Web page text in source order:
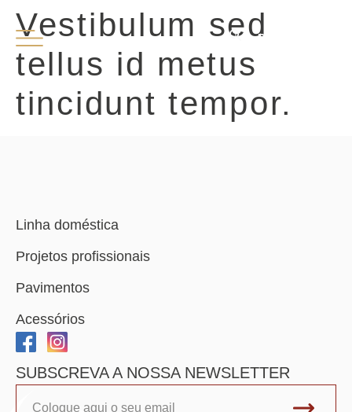
PT
Vestibulum sed
tellus id metus
tincidunt tempor.
Linha doméstica
Projetos profissionais
Pavimentos
Acessórios
SUBSCREVA A NOSSA NEWSLETTER